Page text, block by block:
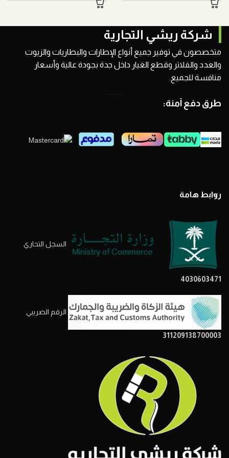
شركة ريشي التجارية
متخصصون في توفير جميع أنواع الإطارات والبطاريات والزيوت
والعدد والفلاتر وقطع الغيار داخل جدة بجودة عالية وأسعار
منافسة للجميع.
طرق دفع آمنة:
روابط هامة
السجل التحاري
4030603471
الرقم الضريبي
311209138700003